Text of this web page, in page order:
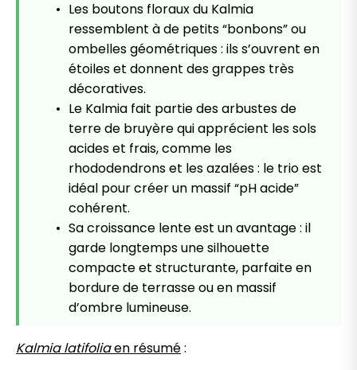
Les boutons floraux du Kalmia
ressemblent à de petits “bonbons” ou
ombelles géométriques : ils s’ouvrent en
étoiles et donnent des grappes très
décoratives.
Le Kalmia fait partie des arbustes de
terre de bruyère qui apprécient les sols
acides et frais, comme les
rhododendrons et les azalées : le trio est
idéal pour créer un massif “pH acide”
cohérent.
Sa croissance lente est un avantage : il
garde longtemps une silhouette
compacte et structurante, parfaite en
bordure de terrasse ou en massif
d’ombre lumineuse.
Kalmia latifoliaen résumé: